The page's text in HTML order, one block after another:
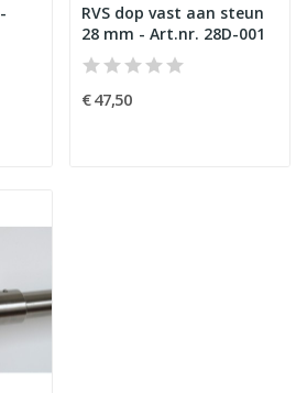
RVS dop vast aan steun
28 mm - Art.nr. 28D-001
€ 47,50